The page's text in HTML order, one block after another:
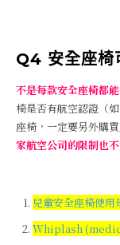
Q4 安全座椅
不是每款安全座椅都
椅是否有航空認證（
座椅，一定要另外購
家航空公司的限制也
兒童安全座椅使用
Whiplash